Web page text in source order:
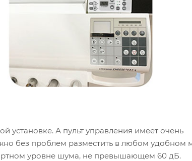
установке. А пульт управления имеет очень
без проблем разместить в любом удобном
уровне шума, не превышающем 60 дБ.